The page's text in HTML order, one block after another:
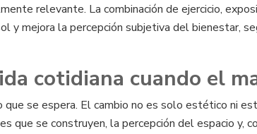
relevante. La combinación de ejercicio,
y mejora la percepción subjetiva del bienestar,
cotidiana cuando el
se espera. El cambio no es solo estético ni
que se construyen, la percepción del espacio y,